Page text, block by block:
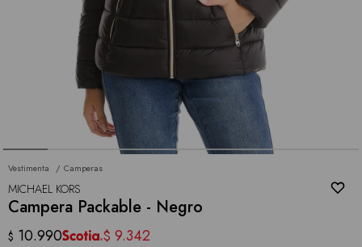
Vestimenta Camperas
MICHAEL KORS
Campera Packable - Negro
$ 10.990 $ 9.342